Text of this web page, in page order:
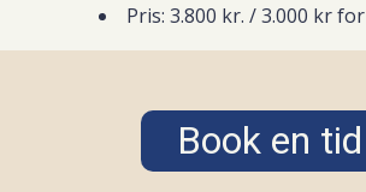
Pris: 3.800 kr. / 3.000 kr
Book en tid